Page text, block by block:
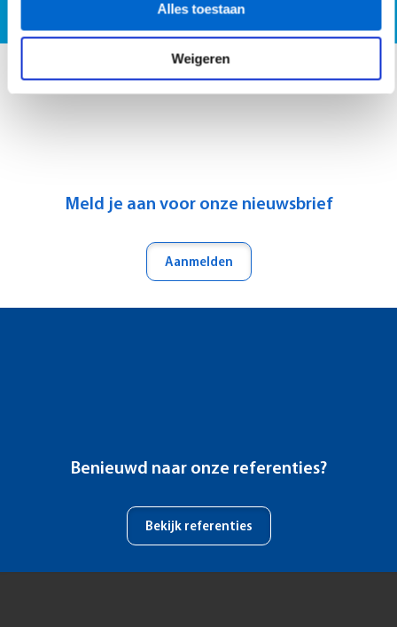
Alles toestaan
Weigeren
Meld je aan voor onze nieuwsbrief
Aanmelden
Benieuwd naar onze referenties?
Bekijk referenties